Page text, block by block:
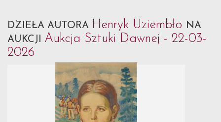
DZIEŁA AUTORA Henryk Uziembło NA
AUKCJI Aukcja Sztuki Dawnej - 22-03-
2026